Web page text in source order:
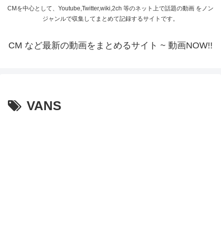
CMを中心として、Youtube,Twitter,wiki,2ch 等のネット上で話題の動画 をノン
ジャンルで収集してまとめて記録するサイトです。
CM など最新の動画をまとめるサイト ~ 動画NOW!!
VANS